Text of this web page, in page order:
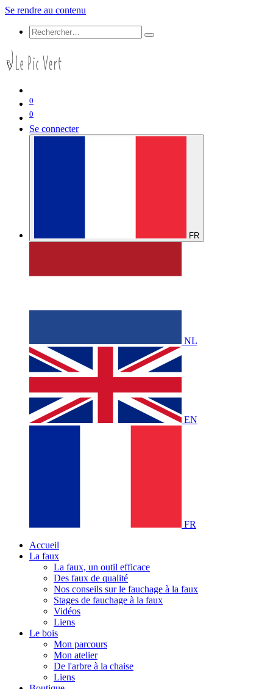
Se rendre au contenu
0
0
Se connecter
FR
NL
EN
FR
Accueil
La faux
La faux, un outil efficace
Des faux de qualité
Nos conseils sur le fauchage à la faux
Stages de fauchage à la faux
Vidéos
Liens
Le bois
Mon parcours
Mon atelier
De l'arbre à la chaise
Liens